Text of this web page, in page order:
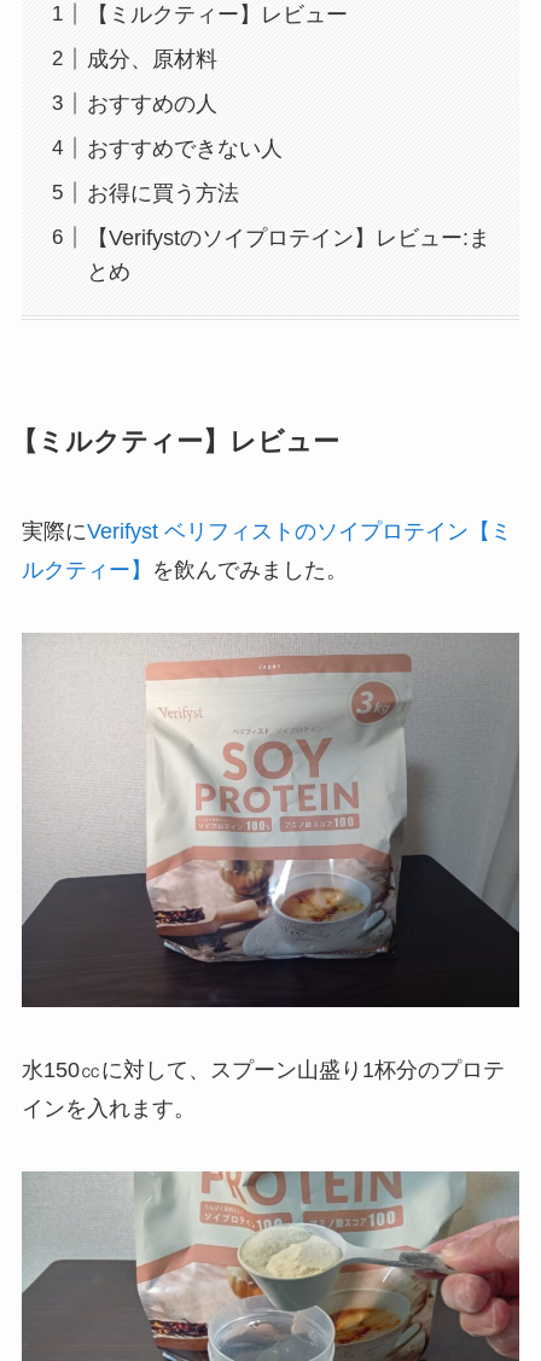
【ミルクティー】レビュー
成分、原材料
おすすめの人
おすすめできない人
お得に買う方法
【Verifystのソイプロテイン】レビュー:ま
とめ
【ミルクティー】レビュー
実際にVerifyst ベリフィストのソイプロテイン【ミ
ルクティー】
を飲んでみました。
水150㏄に対して、スプーン山盛り1杯分のプロテ
インを入れます。